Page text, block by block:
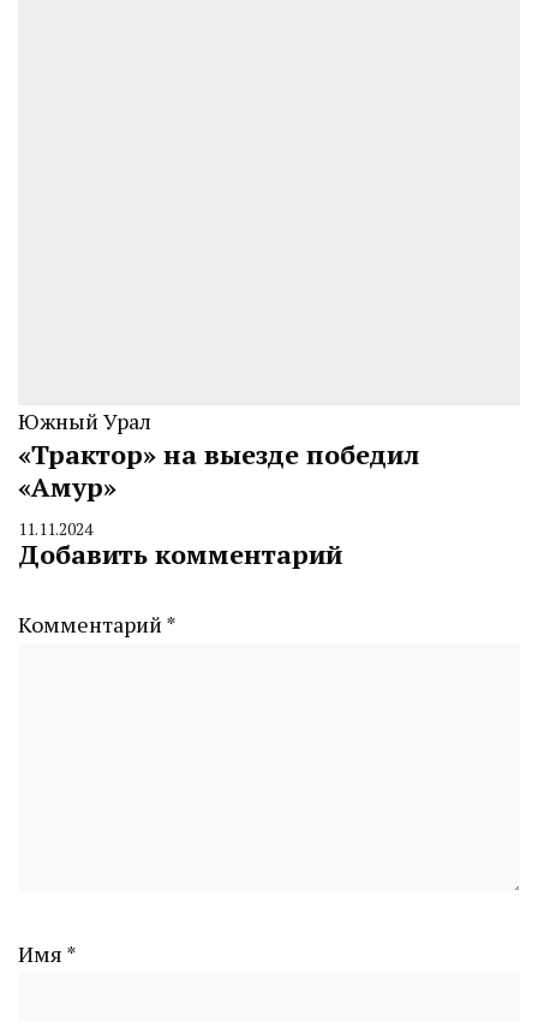
Южный Урал
«Трактор» на выезде победил
«Амур»
By
CHELINDUSTRY
11.11.2024
Добавить комментарий
Комментарий *
Имя *